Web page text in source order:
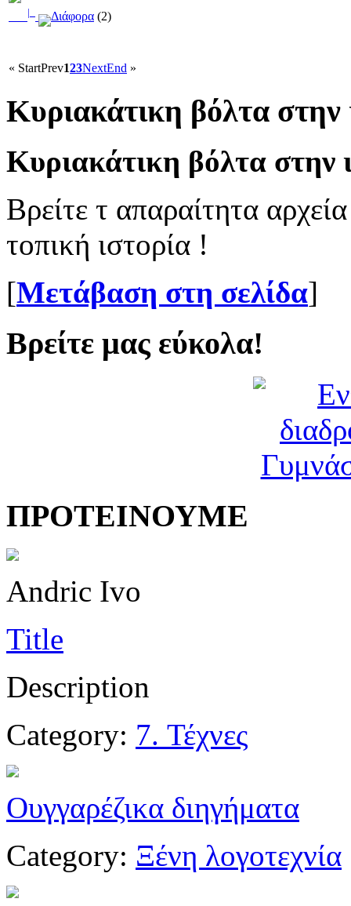
« StartPrev123NextEnd »
|_ Διάφορα (2)
Κυριακάτικη βόλτα στην
Κυριακάτικη βόλτα στην
Βρείτε τ απαραίτητα
τοπική ιστορία !
[Μετάβαση στη σελίδα]
Βρείτε μας εύκολα!
ΠΡΟΤΕΙΝΟΥΜΕ
Andric Ivo
Title
Description
Category: 7. Τέχνες
Ουγγαρέζικα διηγήματα
Category: Ξένη λογοτεχνία